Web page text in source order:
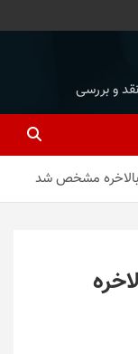
و بررسی
مشخص شد